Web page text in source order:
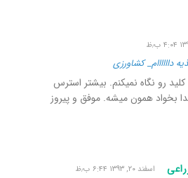
داااااام_ کشاورزی
رو نگاه نمیکنم. بیشتر استرس
بخواد همون میشه. موفق و پیروز
اسفند ۲۰, ۱۳۹۳ ۶:۴۴ ب٫ظ